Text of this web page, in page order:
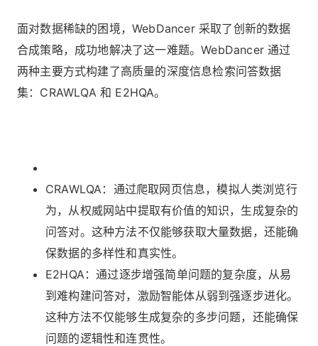
面对数据稀缺的困境，WebDancer 采取了创新的数据
合成策略，成功地解决了这一难题。WebDancer 通过
两种主要方式构建了高质量的深度信息检索问答数据
集：CRAWLQA 和 E2HQA。
CRAWLQA：通过爬取网页信息，模拟人类浏览行
为，从权威网站中提取有价值的知识，生成复杂的
问答对。这种方法不仅能够获取大量数据，还能确
保数据的多样性和真实性。
E2HQA：通过逐步增强简单问题的复杂度，从易
到难构建问答对，激励智能体从弱到强逐步进化。
这种方法不仅能够生成复杂的多步问题，还能确保
问题的逻辑性和连贯性。